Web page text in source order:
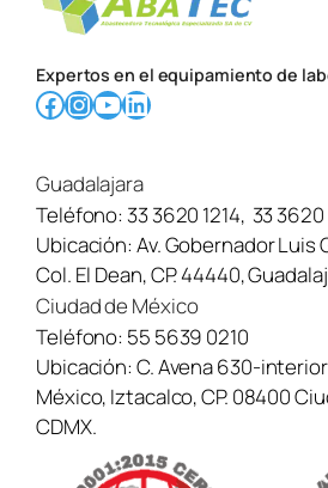
Expertos en el equipamiento de
Facebook InstagramYouTube LinkedIn
Guadalajara
Teléfono:33 3620 1214, 33 3620
Ubicación:Av. Gobernador Luis
Col. El Dean, CP. 44440,
Ciudad de México
Teléfono: 55 5639 0210
Ubicación:C. Avena 630-
México, Iztacalco, CP. 08400
CDMX.